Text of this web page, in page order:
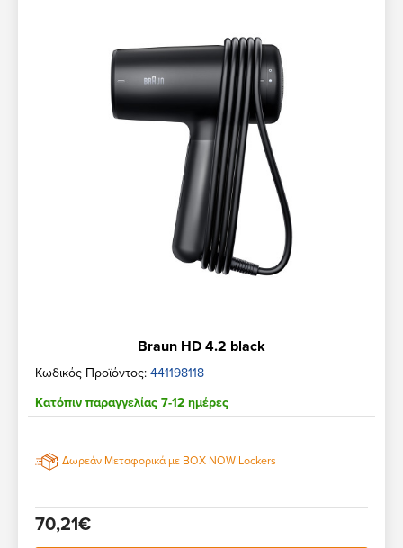
Braun HD 4.2 black
Κωδικός Προϊόντος: 441198118
Κατόπιν παραγγελίας 7-12 ημέρες
Δωρεάν Μεταφορικά με BOX NOW Lockers
70,21€